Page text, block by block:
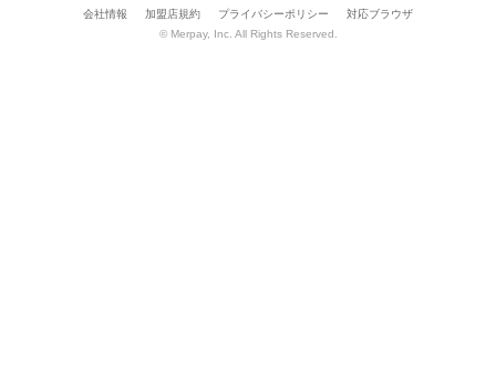
会社情報 加盟店規約 プライバシーポリシー
対応ブラウザ
© Merpay, Inc. All Rights Reserved.